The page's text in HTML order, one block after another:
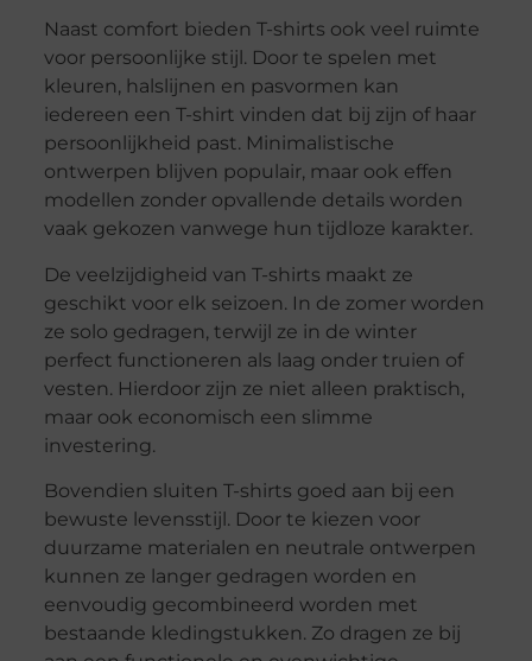
Naast comfort bieden T-shirts ook veel ruimte
voor persoonlijke stijl. Door te spelen met
kleuren, halslijnen en pasvormen kan
iedereen een T-shirt vinden dat bij zijn of haar
persoonlijkheid past. Minimalistische
ontwerpen blijven populair, maar ook effen
modellen zonder opvallende details worden
vaak gekozen vanwege hun tijdloze karakter.
De veelzijdigheid van T-shirts maakt ze
geschikt voor elk seizoen. In de zomer worden
ze solo gedragen, terwijl ze in de winter
perfect functioneren als laag onder truien of
vesten. Hierdoor zijn ze niet alleen praktisch,
maar ook economisch een slimme
investering.
Bovendien sluiten T-shirts goed aan bij een
bewuste levensstijl. Door te kiezen voor
duurzame materialen en neutrale ontwerpen
kunnen ze langer gedragen worden en
eenvoudig gecombineerd worden met
bestaande kledingstukken. Zo dragen ze bij